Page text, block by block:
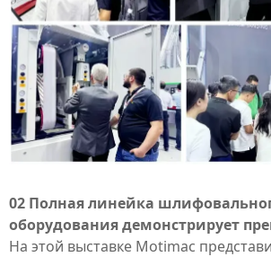
02 Полная линейка
оборудования демонстрирует
На этой выставке Motimac